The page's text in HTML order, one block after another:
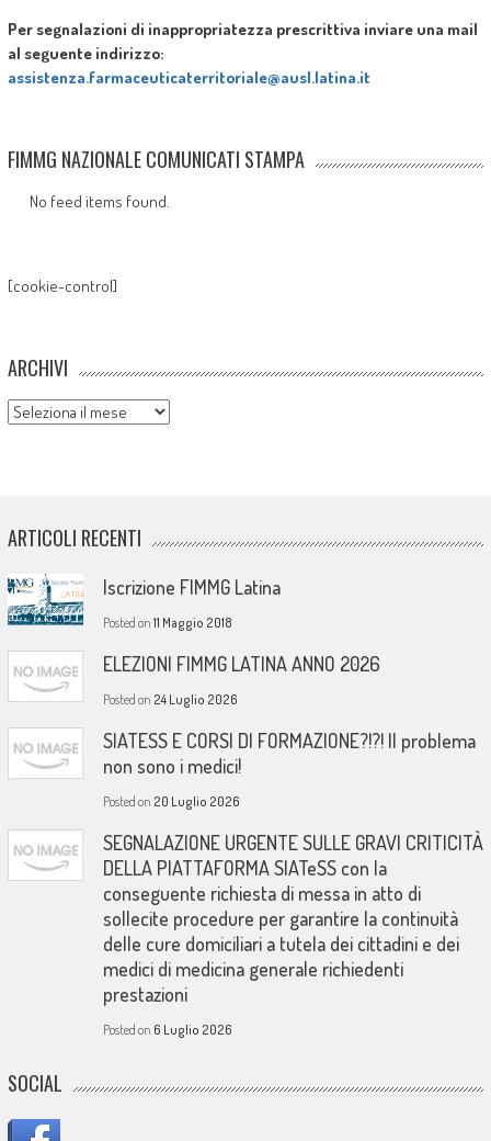
Per segnalazioni di inappropriatezza prescrittiva inviare una mail
al seguente indirizzo:
assistenza.farmaceuticaterritoriale@ausl.latina.it
FIMMG NAZIONALE COMUNICATI STAMPA
No feed items found.
[cookie-control]
ARCHIVI
Archivi
ARTICOLI RECENTI
Iscrizione FIMMG Latina
Posted on 11 Maggio 2018
ELEZIONI FIMMG LATINA ANNO 2026
Posted on 24 Luglio 2026
SIATESS E CORSI DI FORMAZIONE?!?! Il problema
non sono i medici!
Posted on 20 Luglio 2026
SEGNALAZIONE URGENTE SULLE GRAVI CRITICITÀ
DELLA PIATTAFORMA SIATeSS con la
conseguente richiesta di messa in atto di
sollecite procedure per garantire la continuità
delle cure domiciliari a tutela dei cittadini e dei
medici di medicina generale richiedenti
prestazioni
Posted on 6 Luglio 2026
SOCIAL